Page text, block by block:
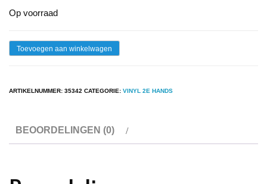
Op voorraad
Lp
Night
Toevoegen aan winkelwagen
ARTIKELNUMMER: 35342 CATEGORIE: VINYL 2E HANDS
BEOORDELINGEN (0)